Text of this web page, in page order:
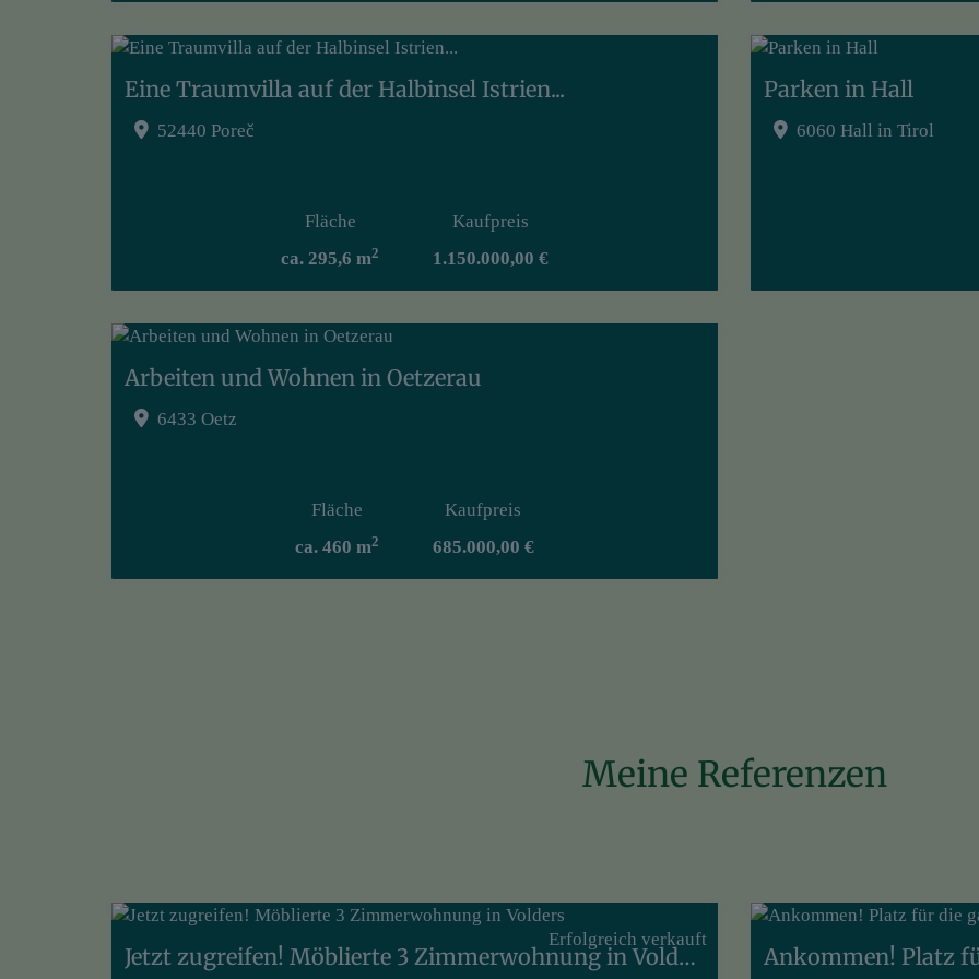
Eine Traumvilla auf der Halbinsel Istrien...
52440 Poreč
Fläche
ca. 295,6 m2
Kaufpreis
1.150.000,00 €
Parken in Hall
6060 Hall in Tirol
Arbeiten und Wohnen in Oetzerau
6433 Oetz
Fläche
ca. 460 m2
Kaufpreis
685.000,00 €
Meine Referenzen
Erfolgreich verkauft
Jetzt zugreifen! Möblierte 3 Zimmerwohnung in Volders Ankommen! Platz